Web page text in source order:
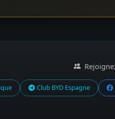
Club BYD Espagne